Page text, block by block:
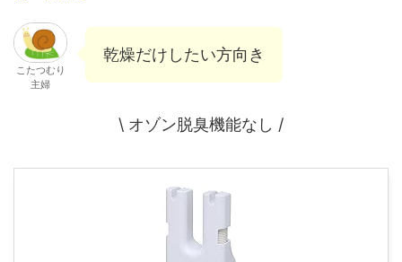
こたつむり
主婦
乾燥だけしたい方向き
\ オゾン脱臭機能なし /